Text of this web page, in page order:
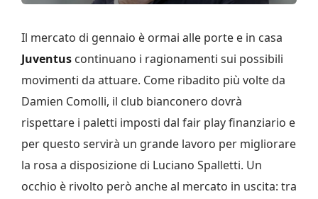
Il mercato di gennaio è ormai alle porte e in casa
Juventus continuano i ragionamenti sui possibili
movimenti da attuare. Come ribadito più volte da
Damien Comolli, il club bianconero dovrà
rispettare i paletti imposti dal fair play finanziario e
per questo servirà un grande lavoro per migliorare
la rosa a disposizione di Luciano Spalletti. Un
occhio è rivolto però anche al mercato in uscita: tra